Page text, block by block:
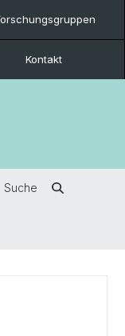
Kontakt
Suche